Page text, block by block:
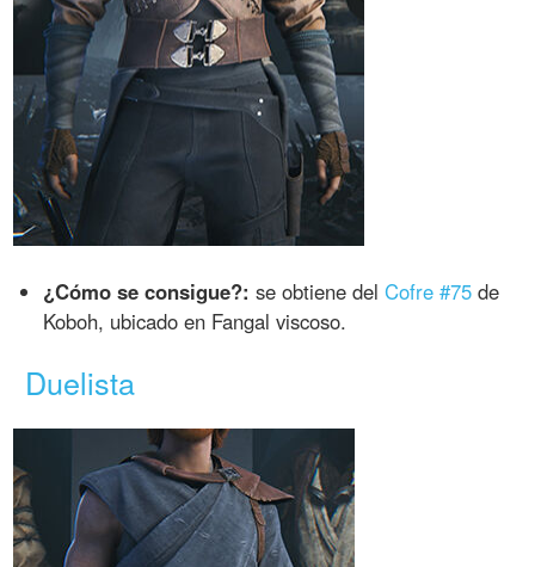
¿Cómo se consigue?: se obtiene delCofre #75 de
Koboh, ubicado en Fangal viscoso.
Duelista